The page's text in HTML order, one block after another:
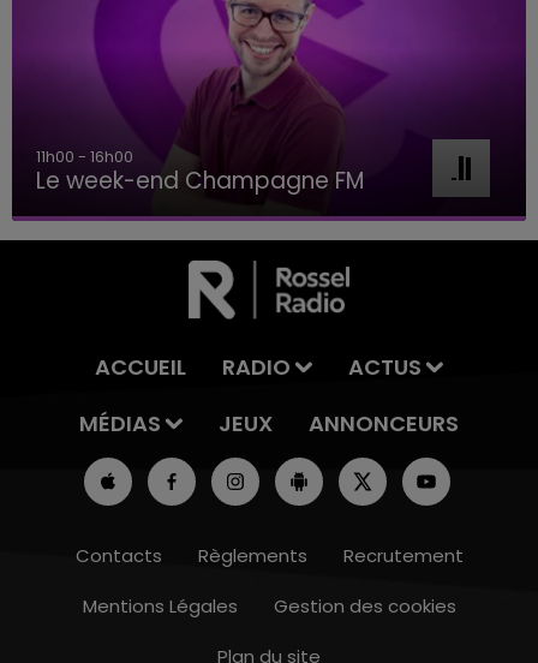
11h00 - 16h00
Le week-end Champagne FM
ACCUEIL RADIO
ACTUS
MÉDIAS
JEUX ANNONCEURS
Contacts Règlements
Recrutement
Mentions Légales
Gestion des cookies
Plan du site